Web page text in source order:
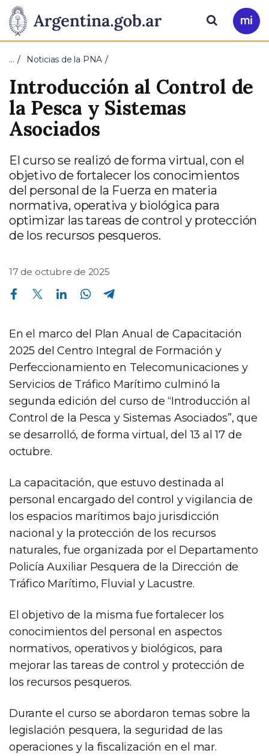
Presidencia
de
la
Nación
Pasar al contenido principal
Ir
a
Buscar
… Noticias de la PNA
Introducción al Control de
la Pesca y Sistemas
Asociados
El curso se realizó de forma virtual, con el
objetivo de fortalecer los conocimientos
del personal de la Fuerza en materia
normativa, operativa y biológica para
optimizar las tareas de control y protección
de los recursos pesqueros.
17 de octubre de 2025
Compartir en Facebook Compartir en Twitter Compartir en Linkedin Compartir en Whatsapp
En el marco del Plan Anual de Capacitación
2025 del Centro Integral de Formación y
Perfeccionamiento en Telecomunicaciones y
Servicios de Tráfico Marítimo culminó la
segunda edición del curso de “Introducción al
Control de la Pesca y Sistemas Asociados”, que
se desarrolló, de forma virtual, del 13 al 17 de
octubre.
La capacitación, que estuvo destinada al
personal encargado del control y vigilancia de
los espacios marítimos bajo jurisdicción
nacional y la protección de los recursos
naturales, fue organizada por el Departamento
Policía Auxiliar Pesquera de la Dirección de
Tráfico Marítimo, Fluvial y Lacustre.
El objetivo de la misma fue fortalecer los
conocimientos del personal en aspectos
normativos, operativos y biológicos, para
mejorar las tareas de control y protección de
los recursos pesqueros.
Durante el curso se abordaron temas sobre la
legislación pesquera, la seguridad de las
operaciones y la fiscalización en el mar.